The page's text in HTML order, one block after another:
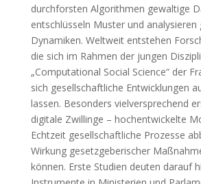
durchforsten Algorithmen gewaltige
entschlüsseln Muster und analysieren
Dynamiken. Weltweit entstehen
die sich im Rahmen der jungen
„Computational Social Science“ der
sich gesellschaftliche Entwicklungen
lassen. Besonders vielversprechend
digitale Zwillinge – hochentwickelte
Echtzeit gesellschaftliche Prozesse
Wirkung gesetzgeberischer
können. Erste Studien deuten darauf